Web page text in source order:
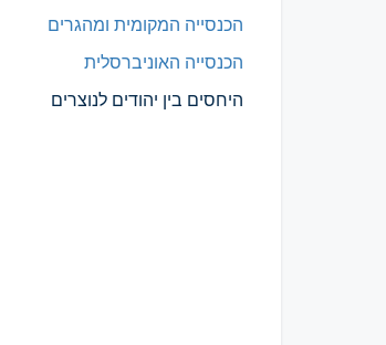
הכנסייה המקומית ומהגרים
הכנסייה האוניברסלית
היחסים בין יהודים לנוצרים